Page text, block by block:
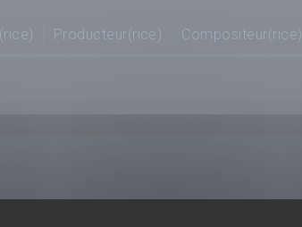
Producteur(rice) Compositeur(rice)